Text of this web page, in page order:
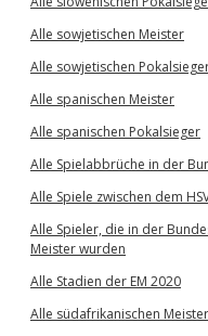
Alle sowjetischen Meister
Alle sowjetischen
Alle spanischen Meister
Alle spanischen Pokalsieger
Alle Spielabbrüche in der
Alle Spiele zwischen dem
Alle Spieler, die in der
Meister wurden
Alle Stadien der EM 2020
Alle südafrikanischen Meister